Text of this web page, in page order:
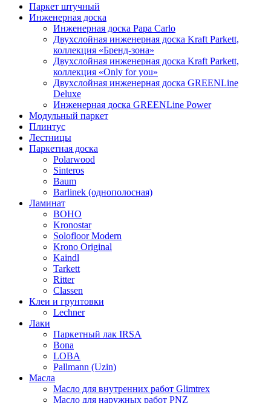
Паркет штучный
Инженерная доска
Инженерная доска Papa Carlo
Двухслойная инженерная доска Kraft Parkett,
коллекция «Бренд-зона»
Двухслойная инженерная доска Kraft Parkett,
коллекция «Only for you»
Двухслойная инженерная доска GREENLine
Deluxe
Инженерная доска GREENLine Power
Модульный паркет
Плинтус
Лестницы
Паркетная доска
Polarwood
Sinteros
Baum
Barlinek (однополосная)
Ламинат
BOHO
Kronostar
Solofloor Modern
Krono Original
Kaindl
Tarkett
Ritter
Classen
Клеи и грунтовки
Lechner
Лаки
Паркетный лак IRSA
Bona
LOBA
Pallmann (Uzin)
Масла
Масло для внутренних работ Glimtrex
Масло для наружных работ PNZ